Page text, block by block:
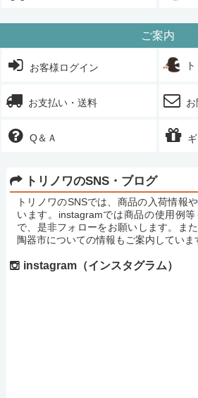
ご案内
お客様ログイン
お支払い・送料
Q＆Ａ
トリノワのSNS・ブログ
トリノワのSNSでは、商品の入荷情報
います。instagramでは商品の使用例
で、是非フォローをお願いします。ま
陶器市についての情報もご案内していま
instagram（インスタグラム）